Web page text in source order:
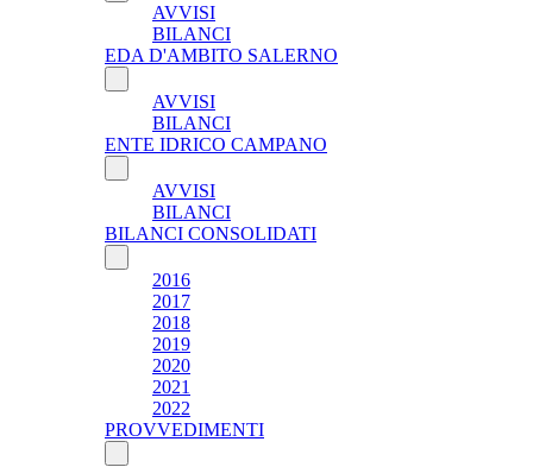
AVVISI
BILANCI
EDA D'AMBITO SALERNO
AVVISI
BILANCI
ENTE IDRICO CAMPANO
AVVISI
BILANCI
BILANCI CONSOLIDATI
2016
2017
2018
2019
2020
2021
2022
PROVVEDIMENTI